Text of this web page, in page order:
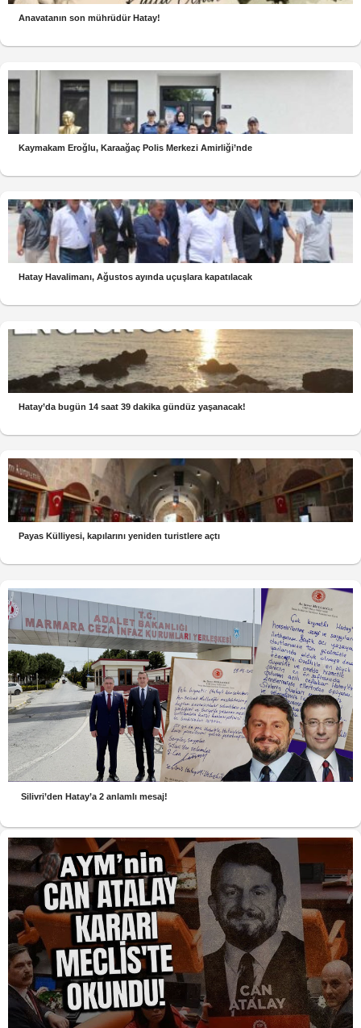
Anavatanın son mührüdür Hatay!
Kaymakam Eroğlu, Karaağaç Polis Merkezi Amirliği’nde
Hatay Havalimanı, Ağustos ayında uçuşlara kapatılacak
Hatay’da bugün 14 saat 39 dakika gündüz yaşanacak!
Payas Külliyesi, kapılarını yeniden turistlere açtı
Silivri’den Hatay’a 2 anlamlı mesaj!